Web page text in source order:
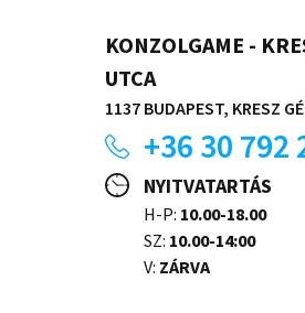
KONZOLGAME -
UTCA
1137 BUDAPEST, KRESZ
+36 30 792
NYITVATARTÁS
H-P: 10.00-18.00
SZ: 10.00-14:00
V: ZÁRVA